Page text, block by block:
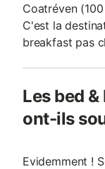
Coatréven
C'est la
breakfast pas
Les bed
ont-ils
Evidemment !